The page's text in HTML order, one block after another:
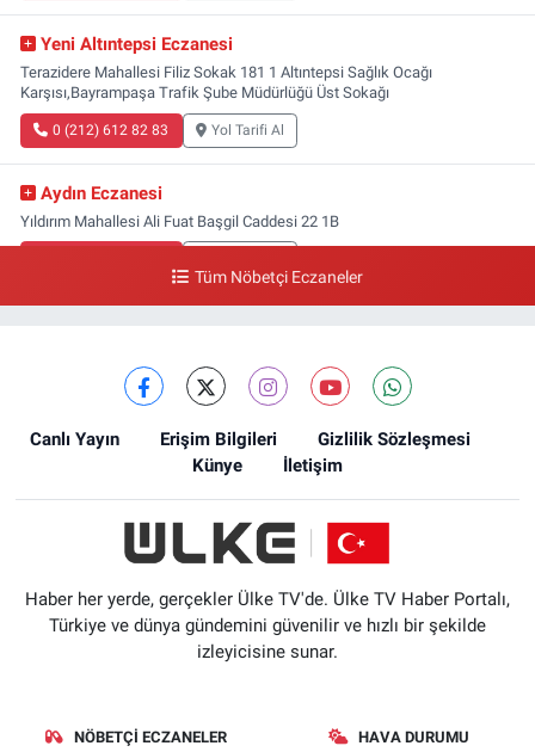
Yeni Altıntepsi Eczanesi
Terazidere Mahallesi Filiz Sokak 181 1 Altıntepsi Sağlık Ocağı
Karşısı,Bayrampaşa Trafik Şube Müdürlüğü Üst Sokağı
0 (212) 612 82 83 Yol Tarifi Al
Aydın Eczanesi
Yıldırım Mahallesi Ali Fuat Başgil Caddesi 22 1B
Tüm Nöbetçi Eczaneler
Canlı Yayın Erişim Bilgileri
Gizlilik Sözleşmesi
Künye
İletişim
Haber her yerde, gerçekler Ülke TV'de. Ülke TV Haber Portalı,
Türkiye ve dünya gündemini güvenilir ve hızlı bir şekilde
izleyicisine sunar.
NÖBETÇI ECZANELER HAVA DURUMU